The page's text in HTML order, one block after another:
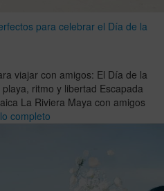
para celebrar el Día de la
viajar con amigos: El Día de la
ritmo y libertad Escapada
La Riviera Maya con amigos
completo